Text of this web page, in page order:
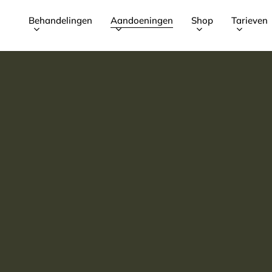
Behandelingen Aandoeningen Shop Tarieven
Winkelmand